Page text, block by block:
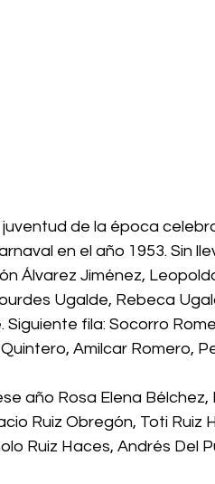
de la época
en el año 1953. Sin
Álvarez Jiménez,
Ugalde, Rebeca
fila: Socorro
Amilcar Romero,
año Rosa Elena Bélchez,
Ruiz Obregón, Toti Ruiz
Ruiz Haces, Andrés Del